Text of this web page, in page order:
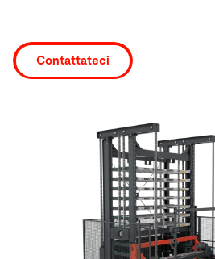
Germania · ItalianContatti
Contattateci